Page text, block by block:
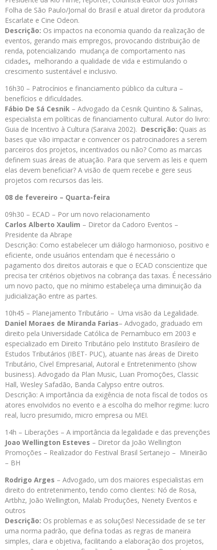
Folha de São Paulo/Jornal do Brasil e atual diretor da produtora
Escarlate e Cine Odeon.
Descrição: Os impactos na economia quando da realização de
eventos, gerando mais empregos, provocando distribuição de
renda, potencializando mudança de comportamento nas
cidades, melhorando a qualidade de vida e estimulando o
crescimento sustentável e inclusivo.
16h30 – Patrocínios e financiamento público da cultura –
benefícios e dificuldades.
Fábio De Sá Cesnik – Advogado da Cesnik Quintino & Salinas,
especialista em políticas de financiamento cultural. Autor do livro:
Guia de Incentivo à Cultura (Saraiva 2002). Descrição: Quais as
bases que vão impactar e convencer os patrocinadores a serem
parceiros dos projetos, incentivados ou não? Como as marcas
definem suas áreas de atuação. Para que servem as leis e quem
elas devem beneficiar? A visão de quem recebe e gere seus
projetos com recursos das leis.
08 de fevereiro – Quarta-feira
09h30 – ECAD – Por um novo relacionamento
Carlos Alberto Xaulim – Diretor da Cadoro Eventos –
Presidente da Abrape
Descrição: Como estabelecer um diálogo harmonioso, positivo e
eficiente, onde usuários entendam que é necessário o
pagamento dos direitos autorais e que o ECAD conscientize que
precisa ter critérios objetivos na cobrança das taxas. É necessário
um novo pacto, que no mínimo estabeleça uma diminuição da
judicialização entre as partes.
10h45 – Planejamento Tributário – Uma visão da Legalidade.
Daniel Moraes de Miranda Farias– Advogado, graduado em
direito pela Universidade Católica de Pernambuco em 2003 e
especializado em Direito Tributário pelo Instituto Brasileiro de
Estudos Tributários (IBET- PUC), atuante nas áreas de Direito
Tributário, Cível Empresarial, Autoral e Entretenimento (show
business). Advogado da Plan Music, Luan Promoções, Classic
Hall, Wesley Safadão, Banda Calypso entre outros.
Descrição: A importância da exigência de nota fiscal de todos os
atores envolvidos no evento e a escolha do melhor regime: lucro
real, lucro presumido, micro empresa ou MEI.
14h – Liberações – A importância da legalidade e das prevenções
Joao Wellington Esteves – Diretor da João Wellington
Promoções – Realizador do Festival Brasil Sertanejo – Mineirão
– BH
Rodrigo Arges – Advogado, um dos maiores especialistas em
direito do entretenimento, tendo como clientes: Nó de Rosa,
Artbhz, João Wellington, Malab Produções, Nenety Eventos e
outros
Descrição: Os problemas e as soluções! Necessidade de se ter
uma norma padrão, que defina todas as regras de maneira
simples, clara e objetiva, facilitando a elaboração dos projetos,